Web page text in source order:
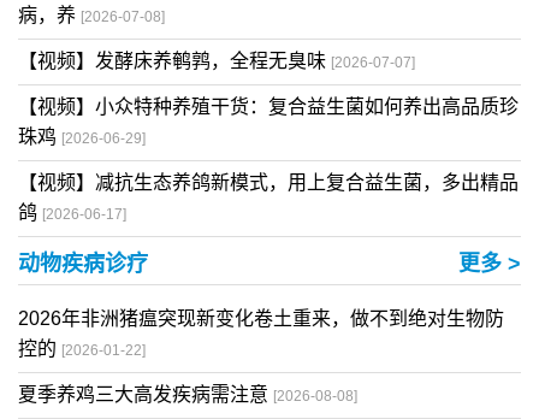
病，养 [2026-07-08]
【视频】发酵床养鹌鹑，全程无臭味 [2026-07-07]
【视频】小众特种养殖干货：复合益生菌如何养出高品质珍
珠鸡 [2026-06-29]
【视频】减抗生态养鸽新模式，用上复合益生菌，多出精品
鸽 [2026-06-17]
动物疾病诊疗 更多 >
2026年非洲猪瘟突现新变化卷土重来，做不到绝对生物防
控的 [2026-01-22]
夏季养鸡三大高发疾病需注意 [2026-08-08]